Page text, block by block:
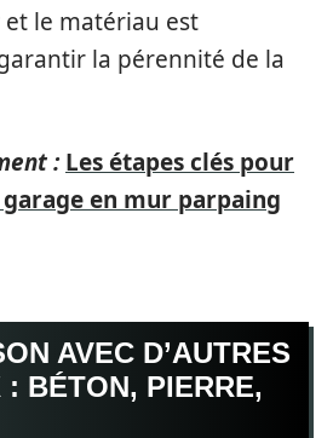
et le matériau est
la pérennité de la
: Les étapes clés pour
en mur parpaing
AVEC D’AUTRES
: BÉTON, PIERRE,